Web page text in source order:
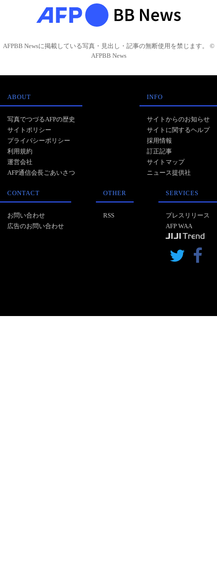
AFPBB Newsに掲載している写真・見出し・記事の無断使用を禁じます。 ©
AFPBB News
ABOUT
写真でつづるAFPの歴史
サイトポリシー
プライバシーポリシー
利用規約
運営会社
AFP通信会長ごあいさつ
INFO
サイトからのお知らせ
サイトに関するヘルプ
採用情報
訂正記事
サイトマップ
ニュース提供社
CONTACT
お問い合わせ
広告のお問い合わせ
OTHER
RSS
SERVICES
プレスリリース
AFP WAA